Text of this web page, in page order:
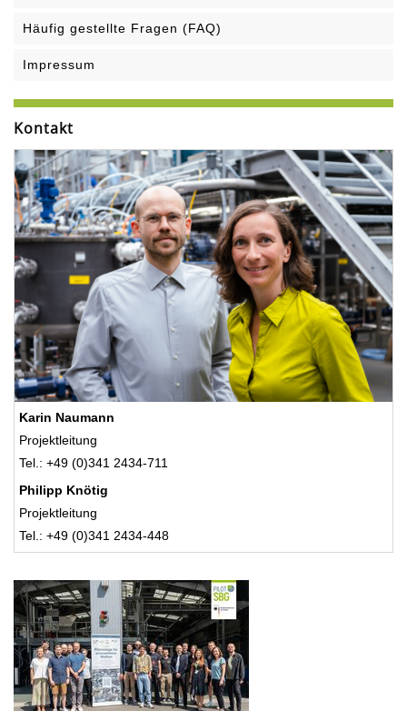
Häufig gestellte Fragen (FAQ)
Impressum
Kontakt
Karin Naumann
Projektleitung
Tel.: +49 (0)341 2434-711
Philipp Knötig
Projektleitung
Tel.: +49 (0)341 2434-448